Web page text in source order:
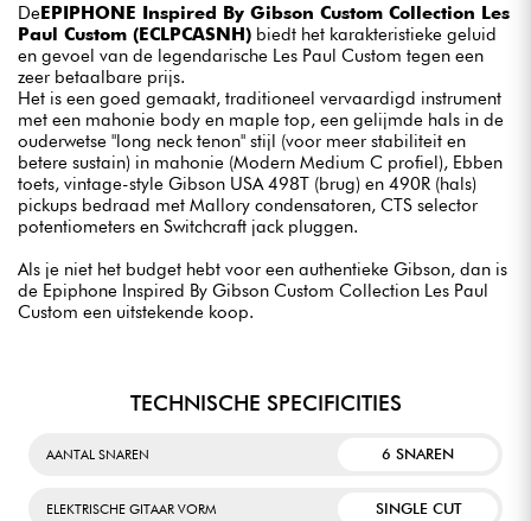
DeEPIPHONE Inspired By Gibson Custom Collection Les
Paul Custom (ECLPCASNH) biedt het karakteristieke geluid
en gevoel van de legendarische Les Paul Custom tegen een
zeer betaalbare prijs.
Het is een goed gemaakt, traditioneel vervaardigd instrument
met een mahonie body en maple top, een gelijmde hals in de
ouderwetse "long neck tenon" stijl (voor meer stabiliteit en
betere sustain) in mahonie (Modern Medium C profiel), Ebben
toets, vintage-style Gibson USA 498T (brug) en 490R (hals)
pickups bedraad met Mallory condensatoren, CTS selector
potentiometers en Switchcraft jack pluggen.
Als je niet het budget hebt voor een authentieke Gibson, dan is
de Epiphone Inspired By Gibson Custom Collection Les Paul
Custom een uitstekende koop.
TECHNISCHE SPECIFICITIES
AANTAL SNAREN 6 SNAREN
ELEKTRISCHE GITAAR VORM SINGLE CUT